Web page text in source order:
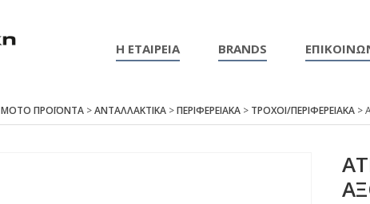
Η ΕΤΑΙΡΕΙΑ BRANDS
ΜΟΤΟ ΠΡΟΪΟΝΤΑ>ΑΝΤΑΛΛΑΚΤΙΚΑ>ΠΕΡΙΦΕΡΕΙΑΚΑ> ΤΡΟΧΟΙ/ΠΕΡΙΦΕΡΕΙΑΚΑ>